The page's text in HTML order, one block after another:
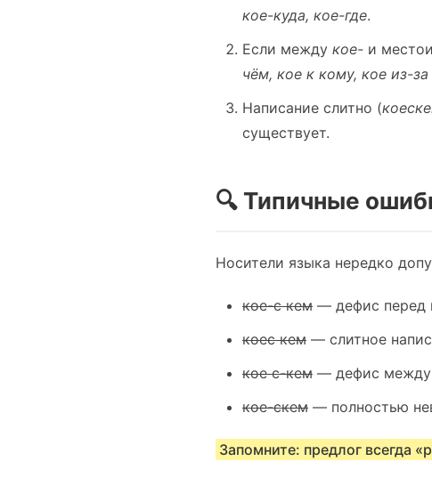
кое-куда, кое-где.
Если между кое- и
чём, кое к кому, кое из-за
Написание слитно (
существует.
🔍 Типичные
Носители языка нередко
кое-с кем — дефис перед
коес кем — слитное
кое с-кем — дефис между
кое-скем — полностью
Запомните: предлог всегда